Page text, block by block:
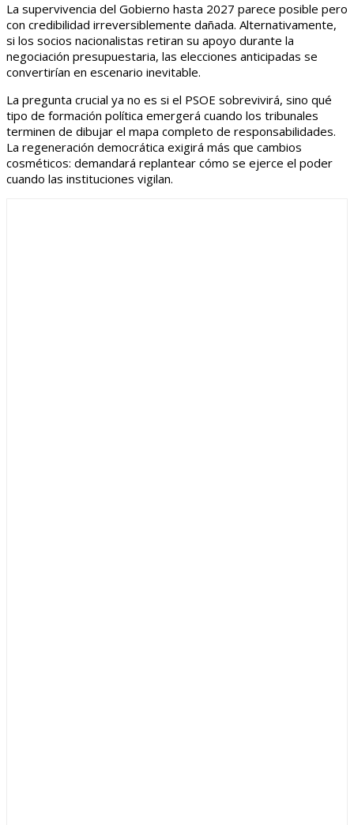
La supervivencia del Gobierno hasta 2027 parece posible pero
con credibilidad irreversiblemente dañada. Alternativamente,
si los socios nacionalistas retiran su apoyo durante la
negociación presupuestaria, las elecciones anticipadas se
convertirían en escenario inevitable.
La pregunta crucial ya no es si el PSOE sobrevivirá, sino qué
tipo de formación política emergerá cuando los tribunales
terminen de dibujar el mapa completo de responsabilidades.
La regeneración democrática exigirá más que cambios
cosméticos: demandará replantear cómo se ejerce el poder
cuando las instituciones vigilan.